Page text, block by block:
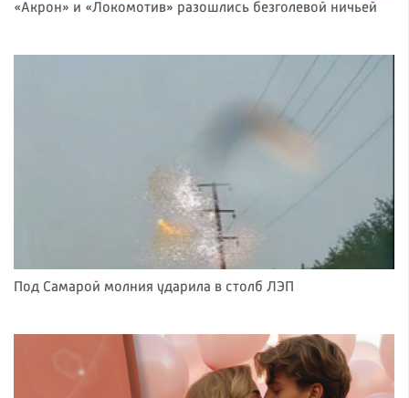
«Акрон» и «Локомотив» разошлись безголевой ничьей
Под Самарой молния ударила в столб ЛЭП